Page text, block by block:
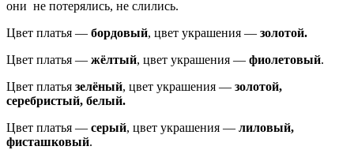
они не потерялись, не слились.
Цвет платья — бордовый, цвет украшения — золотой.
Цвет платья — жёлтый, цвет украшения — фиолетовый.
Цвет платья зелёный, цвет украшения — золотой,
серебристый, белый.
Цвет платья — серый, цвет украшения — лиловый,
фисташковый.